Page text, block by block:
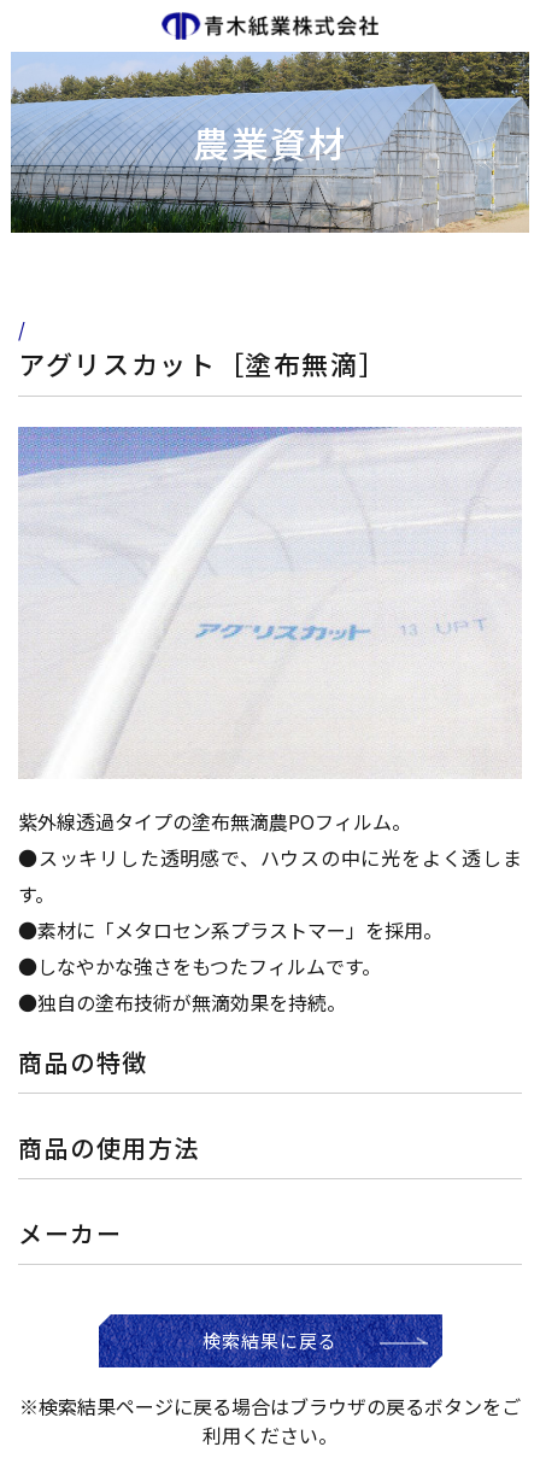
農業資材
/
アグリスカット［塗布無滴］
紫外線透過タイプの塗布無滴農POフィルム。
●スッキリした透明感で、ハウスの中に光をよく透しま
す。
●素材に「メタロセン系プラストマー」を採用。
●しなやかな強さをもつたフィルムです。
●独自の塗布技術が無滴効果を持続。
商品の特徴
商品の使用方法
メーカー
検索結果に戻る
※検索結果ページに戻る場合はブラウザの戻るボタンをご
利用ください。